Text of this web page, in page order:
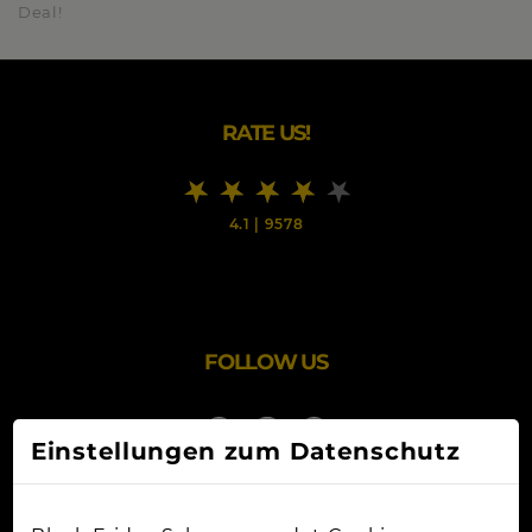
Deal!
RATE US!
4.1 | 9578
FOLLOW US
Einstellungen zum Datenschutz